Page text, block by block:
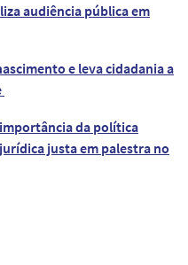
audiência pública em
e leva cidadania a
da política
justa em palestra no